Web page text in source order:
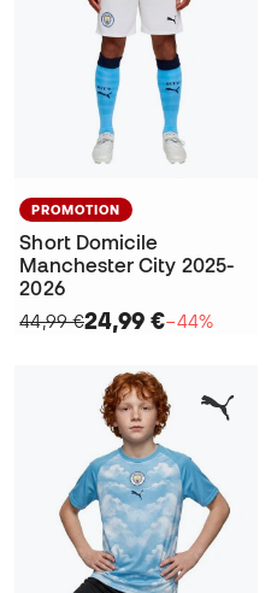
PROMOTION
Short Domicile
Manchester City 2025-
2026
44,99 €24,99 €−44%